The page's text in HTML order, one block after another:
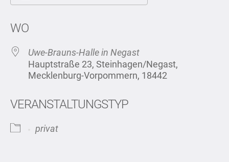
WO
Uwe-Brauns-Halle in Negast
Hauptstraße 23, Steinhagen/Negast,
Mecklenburg-Vorpommern, 18442
VERANSTALTUNGSTYP
privat